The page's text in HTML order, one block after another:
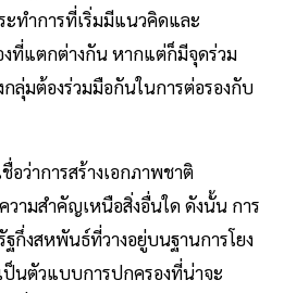
ะทำการที่เริ่มมีแนวคิดและ
งที่แตกต่างกัน หากแต่ก็มีจุดร่วม
ลุ่มต้องร่วมมือกันในการต่อรองกับ
อว่าการสร้างเอกภาพชาติ
วามสำคัญเหนือสิ่งอื่นใด ดังนั้น การ
ฐกึ่งสหพันธ์ที่วางอยู่บนฐานการโยง
ป็นตัวแบบการปกครองที่น่าจะ